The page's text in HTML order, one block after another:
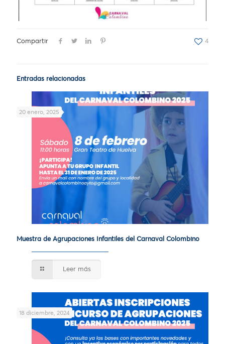
Compartir 4
Entradas relacionadas
20 enero, 2025
Muestra de Agrupaciones Infantiles del Carnaval Colombino
Leer más
18 diciembre, 2024